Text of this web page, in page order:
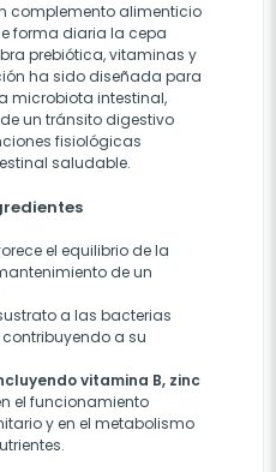
complemento alimenticio
forma diaria la cepa
prebiótica, vitaminas y
ha sido diseñada para
microbiota intestinal,
un tránsito digestivo
fisiológicas
saludable.
el equilibrio de la
de un
a las bacterias
a su
vitamina B, zinc
el funcionamiento
y en el metabolismo